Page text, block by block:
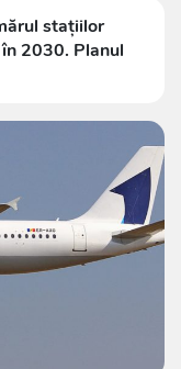
stațiilor
2030. Planul